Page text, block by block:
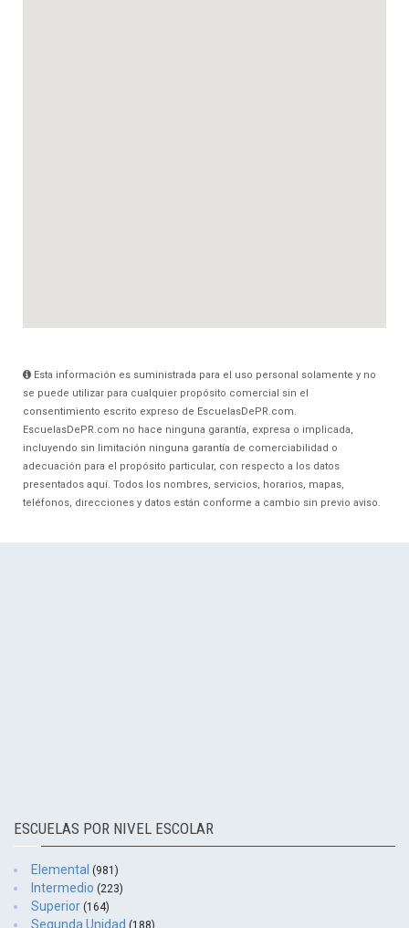
Esta información es suministrada para el uso personal solamente y no
se puede utilizar para cualquier propósito comercial sin el
consentimiento escrito expreso de EscuelasDePR.com.
EscuelasDePR.com no hace ninguna garantía, expresa o implicada,
incluyendo sin limitación ninguna garantía de comerciabilidad o
adecuación para el propósito particular, con respecto a los datos
presentados aquí. Todos los nombres, servicios, horarios, mapas,
teléfonos, direcciones y datos están conforme a cambio sin previo aviso.
ESCUELAS POR NIVEL ESCOLAR
Elemental (981)
Intermedio (223)
Superior (164)
Segunda Unidad (188)